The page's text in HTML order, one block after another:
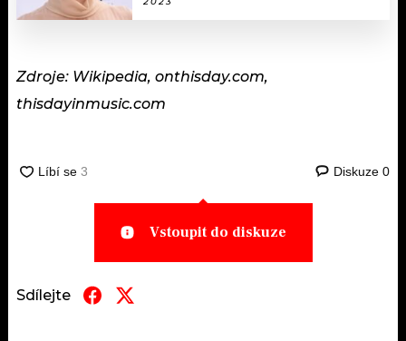
Zdroje: Wikipedia, onthisday.com,
thisdayinmusic.com
Diskuze 0
Vstoupit do diskuze
Sdílejte